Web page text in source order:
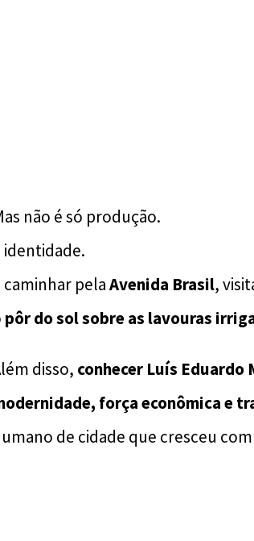
não é só produção.
identidade.
caminhar pelaAvenida Brasil,
pôr do sol sobre as lavouras
disso, conhecer Luís Eduardo
força econômica e
de cidade que cresceu